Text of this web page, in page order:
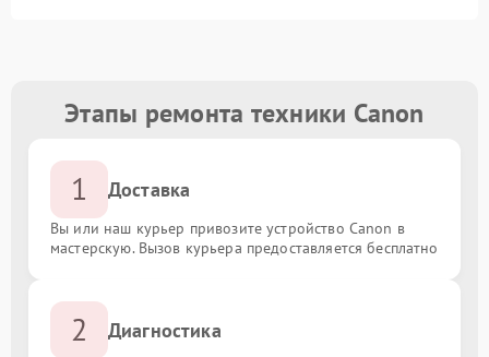
Этапы ремонта техники Canon
1 Доставка
Вы или наш курьер привозите устройство Canon в
мастерскую. Вызов курьера предоставляется бесплатно
2 Диагностика